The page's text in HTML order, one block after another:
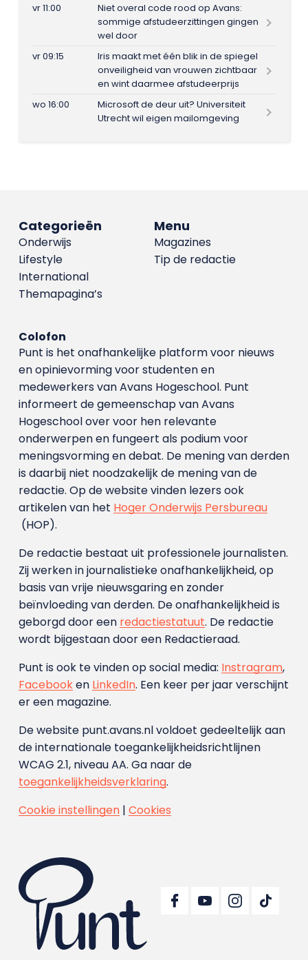
vr 11:00
Niet overal code rood op Avans:
sommige afstudeerzittingen gingen
wel door
vr 09:15
Iris maakt met één blik in de spiegel
onveiligheid van vrouwen zichtbaar
en wint daarmee afstudeerprijs
wo 16:00
Microsoft de deur uit? Universiteit
Utrecht wil eigen mailomgeving
Menu
Magazines
Tip de redactie
Categorieën
Onderwijs
Lifestyle
International
Themapagina’s
Colofon
Punt is het onafhankelijke platform voor nieuws
en opinievorming voor studenten en
medewerkers van Avans Hoge­school. Punt
informeert de gemeenschap van Avans
Hogeschool over voor hen relevante
onderwerpen en fungeert als podium voor
meningsvorming en debat. De mening van derden
is daarbij niet noodzakelijk de mening van de
redactie. Op de website vinden lezers ook
artikelen van het Hoger Onderwijs Persbureau
(HOP).
De redactie bestaat uit professionele journalisten.
Zij werken in journalistieke onafhankelijkheid, op
basis van vrije nieuwsgaring en zonder
beïnvloeding van derden. De onafhankelijkheid is
geborgd door een redactiestatuut. De redactie
wordt bijgestaan door een Redactieraad.
Punt is ook te vinden op social media: Instragram,
Facebooken LinkedIn. Een keer per jaar verschijnt
er een magazine.
De website punt.avans.nl voldoet gedeeltelijk aan
de internationale toegankelijkheidsrichtlijnen
WCAG 2.1, niveau AA. Ga naar de
toegankelijkheidsverklaring.
Cookie instellingen| Cookies